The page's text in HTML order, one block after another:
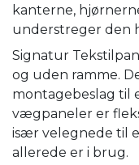
kanterne,
understreger den
Signatur
og uden ramme.
montagebeslag til
vægpaneler er
især velegnede til
allerede er i brug.